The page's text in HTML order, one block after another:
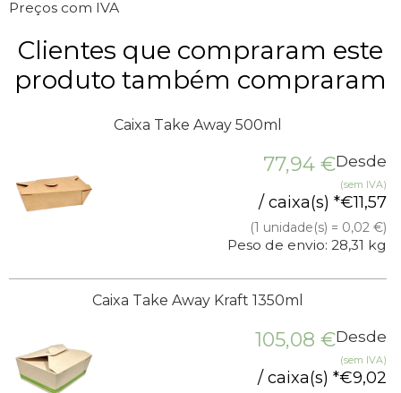
Preços com IVA
Clientes que compraram este
produto também compraram
Caixa Take Away 500ml
Desde
77,94 €
(sem IVA)
11,57
€
/ caixa(s) *
(1 unidade(s) = 0,02 €)
Peso de envio: 28,31 kg
Caixa Take Away Kraft 1350ml
Desde
105,08 €
(sem IVA)
9,02
€
/ caixa(s) *